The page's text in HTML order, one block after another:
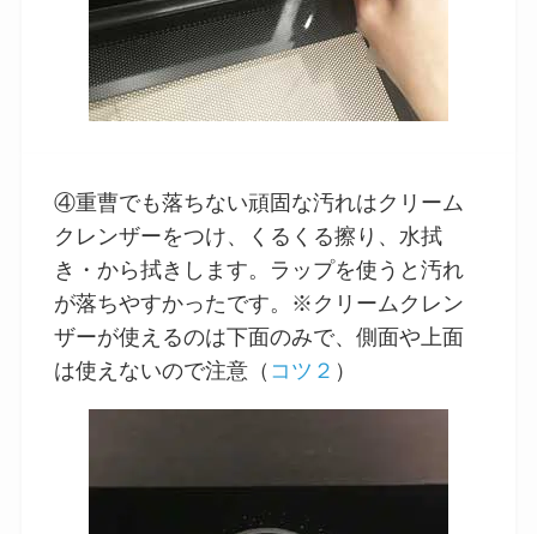
④重曹でも落ちない頑固な汚れはクリーム
クレンザーをつけ、くるくる擦り、水拭
き・から拭きします。ラップを使うと汚れ
が落ちやすかったです。※クリームクレン
ザーが使えるのは下面のみで、側面や上面
は使えないので注意（ コツ２ ）